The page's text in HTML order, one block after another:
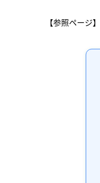
【参照ページ】